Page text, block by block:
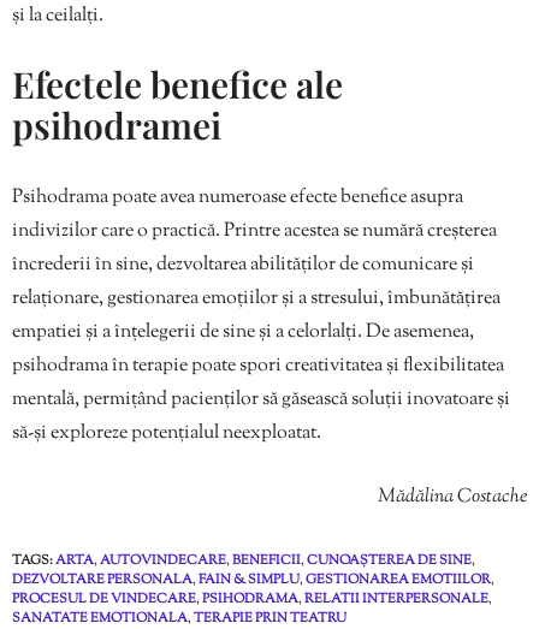
și la ceilalți.
Efectele benefice ale
psihodramei
Psihodrama poate avea numeroase efecte benefice asupra
indivizilor care o practică. Printre acestea se numără creșterea
încrederii în sine, dezvoltarea abilităților de comunicare și
relaționare, gestionarea emoțiilor și a stresului, îmbunătățirea
empatiei și a înțelegerii de sine și a celorlalți. De asemenea,
psihodrama în terapie poate spori creativitatea și flexibilitatea
mentală, permițând pacienților să găsească soluții inovatoare și
să-și exploreze potențialul neexploatat.
Mădălina Costache
TAGS:ARTA,AUTOVINDECARE,BENEFICII,CUNOAȘTEREA DE SINE,
DEZVOLTARE PERSONALA,FAIN & SIMPLU,GESTIONAREA EMOTIILOR,
PROCESUL DE VINDECARE,PSIHODRAMA,RELATII INTERPERSONALE,
SANATATE EMOTIONALA,TERAPIE PRIN TEATRU